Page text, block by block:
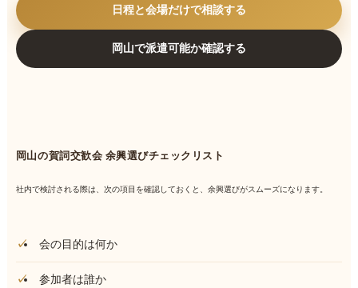
日程と会場だけで相談する
岡山で派遣可能か確認する
岡山の賀詞交歓会 余興選びチェックリスト
社内で検討される際は、次の項目を確認しておくと、余興選びがスムーズになります。
会の目的は何か
参加者は誰か